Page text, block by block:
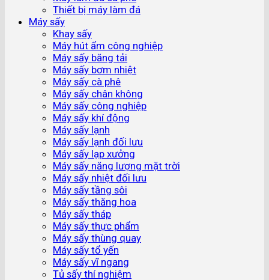
Thiết bị máy làm đá
Máy sấy
Khay sấy
Máy hút ẩm công nghiệp
Máy sấy băng tải
Máy sấy bơm nhiệt
Máy sấy cà phê
Máy sấy chân không
Máy sấy công nghiệp
Máy sấy khí động
Máy sấy lạnh
Máy sấy lạnh đối lưu
Máy sấy lạp xưởng
Máy sấy năng lượng mặt trời
Máy sấy nhiệt đối lưu
Máy sấy tầng sôi
Máy sấy thăng hoa
Máy sấy tháp
Máy sấy thực phẩm
Máy sấy thùng quay
Máy sấy tổ yến
Máy sấy vĩ ngang
Tủ sấy thí nghiệm